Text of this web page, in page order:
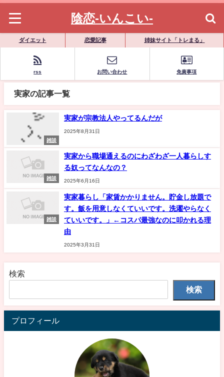
陰恋-いんこい-
ダイエット 恋愛記事 姉妹サイト「トレまる」
rss お問い合わせ 免責事項
実家の記事一覧
雑談
実家が宗教法人やってるんだが
2025年8月31日
雑談
実家から職場通えるのにわざわざ一人暮らしす
る奴ってなんなの？
2025年6月16日
雑談
実家暮らし「家賃かかりません。貯金し放題で
す。飯を用意しなくていいです。洗濯やらなく
ていいです。」←コスパ最強なのに叩かれる理
由
2025年3月31日
検索
検索
プロフィール